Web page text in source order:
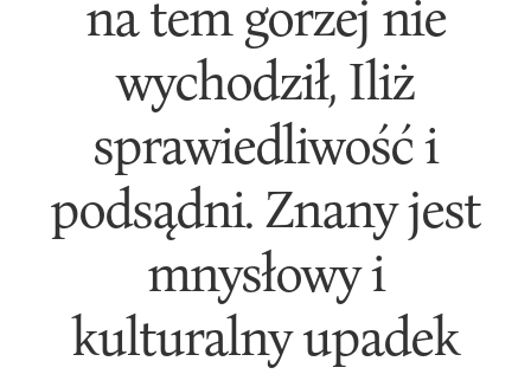
na tem gorzej nie
wychodził, Iliż
sprawiedliwość i
podsądni. Znany jest
mnysłowy i
kulturalny upadek